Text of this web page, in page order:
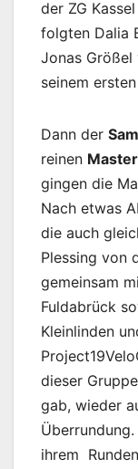
der ZG
folgten Dalia
Jonas Größel
seinem
Dann der
reinen
gingen die
Nach etwas
die auch
Plessing von
gemeinsam
Fuldabrück
Kleinlinden
dieser
gab, wieder
ihrem